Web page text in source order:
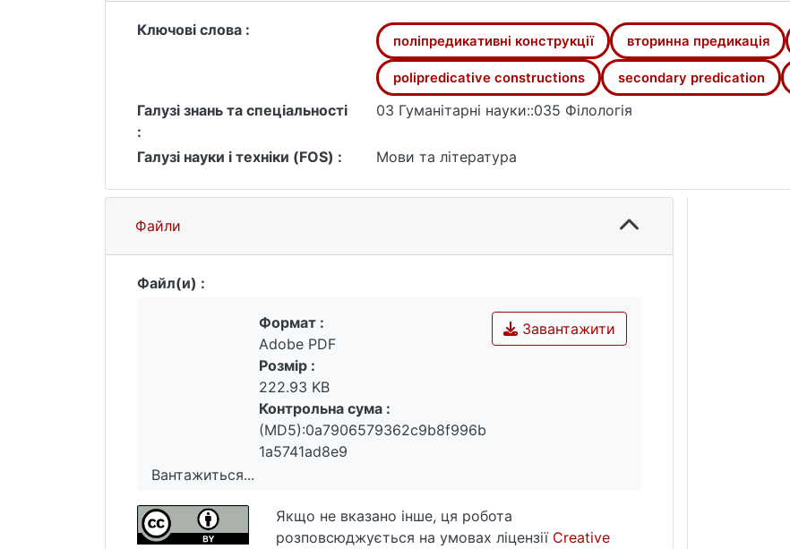
Ключові слова :
поліпредикативні конструкції вторинна предикація
polipredicative constructions secondary predication
Галузі знань та спеціальності
:
03 Гуманітарні науки::035 Філологія
Галузі науки і техніки (FOS) : Мови та література
Файли
Файл(и) :
Вантажиться...
Вантажиться...
Завантажити
Формат :
Adobe PDF
Розмір :
222.93 KB
Контрольна сума :
(MD5):0a7906579362c9b8f996b
1a5741ad8e9
Якщо не вказано інше, ця робота
розповсюджується на умовах ліцензії Creative